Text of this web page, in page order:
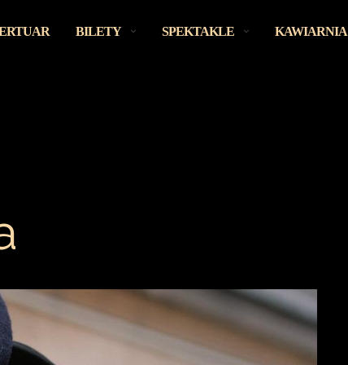
BILETY SPEKTAKLE KAWIARNIA